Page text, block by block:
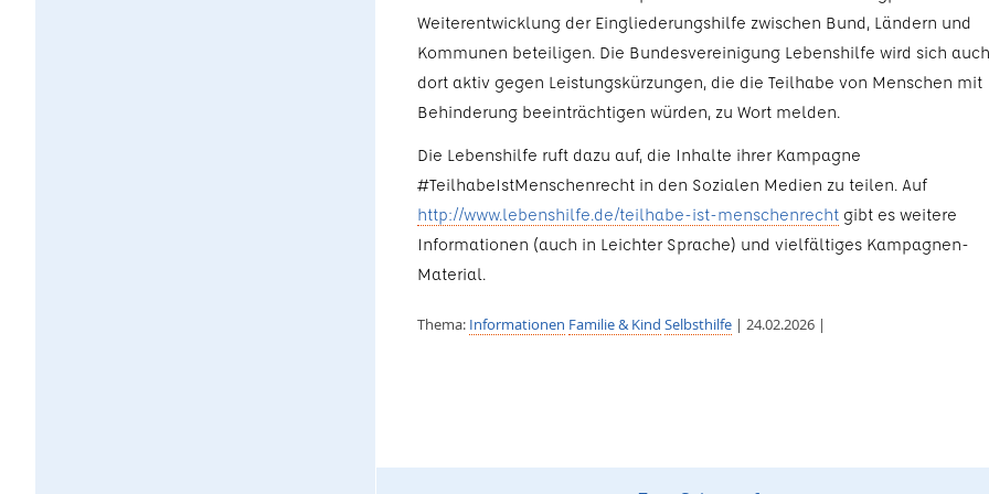
Weiterentwicklung der Eingliederungshilfe zwischen Bund, Ländern und
Kommunen beteiligen. Die Bundesvereinigung Lebenshilfe wird sich auch
dort aktiv gegen Leistungskürzungen, die die Teilhabe von Menschen mit
Behinderung beeinträchtigen würden, zu Wort melden.
Die Lebenshilfe ruft dazu auf, die Inhalte ihrer Kampagne
#TeilhabeIstMenschenrecht in den Sozialen Medien zu teilen. Auf
http://www.lebenshilfe.de/teilhabe-ist-menschenrechtgibt es weitere
Informationen (auch in Leichter Sprache) und vielfältiges Kampagnen-
Material.
Thema: Informationen Familie & Kind Selbsthilfe| 24.02.2026 |